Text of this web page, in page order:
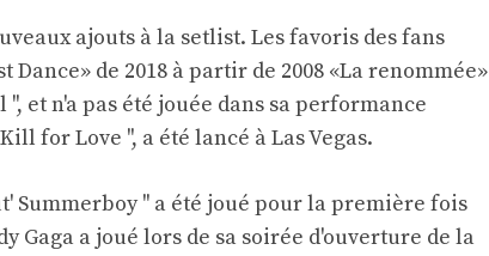
ajouts à la setlist. Les favoris des fans
Dance» de 2018 à partir de 2008 «La renommée»
et n'a pas été jouée dans sa performance
for Love '', a été lancé à Las Vegas.
Summerboy '' a été joué pour la première fois
Gaga a joué lors de sa soirée d'ouverture de la